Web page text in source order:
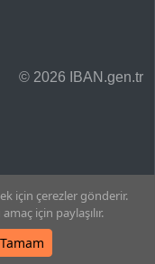
© 2026 IBAN.gen.tr
için çerezler gönderir.
için paylaşılır.
Tamam